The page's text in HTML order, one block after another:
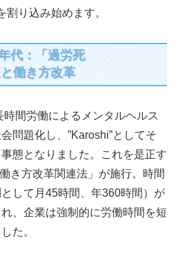
り込み始めます。
代：「過労死
働き方改革
間労働によるメンタルヘルス
問題化し、”Karoshi”としてそ
態となりました。これを是正す
き方改革関連法」が施行。時間
して月45時間、年360時間）が
、企業は強制的に労働時間を短
た。